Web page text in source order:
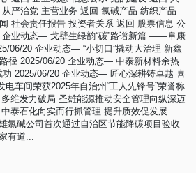
严治党 主营业务 返回 氯碱产品 纺织产品
社会责任报告 投资者关系 返回 股票信息 公
企业动态— 戈壁生绿韵“碳”路谱新篇 ——阜康
06/20 企业动态— “小切口”撬动大治理 新鑫
径 2025/06/20 企业动态— 中泰新材料余热
功 2025/06/20 企业动态— 匠心深耕铸卓越 喜
车间荣获2025年自治州“工人先锋号”荣誉称
维发力破局 圣雄能源推动安全管理向纵深迈
泰石化向实而行抓管理 提升质效促发展
氯碱公司首次通过自治区节能降碳项目验收
有道...